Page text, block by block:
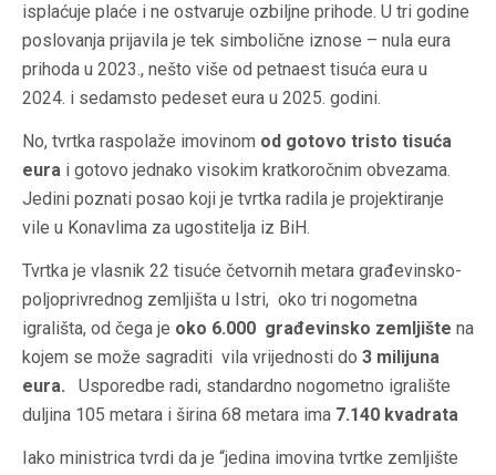
isplaćuje plaće i ne ostvaruje ozbiljne prihode. U tri godine
poslovanja prijavila je tek simbolične iznose – nula eura
prihoda u 2023., nešto više od petnaest tisuća eura u
2024. i sedamsto pedeset eura u 2025. godini.
No, tvrtka raspolaže imovinom od gotovo tristo tisuća
eura i gotovo jednako visokim kratkoročnim obvezama.
Jedini poznati posao koji je tvrtka radila je projektiranje
vile u Konavlima za ugostitelja iz BiH.
Tvrtka je vlasnik 22 tisuće četvornih metara građevinsko-
poljoprivrednog zemljišta u Istri, oko tri nogometna
igrališta, od čega je oko 6.000 građevinsko zemljište na
kojem se može sagraditi vila vrijednosti do 3 milijuna
eura. Usporedbe radi, standardno nogometno igralište
duljina 105 metara i širina 68 metara ima 7.140 kvadrata
Iako ministrica tvrdi da je “jedina imovina tvrtke zemljište